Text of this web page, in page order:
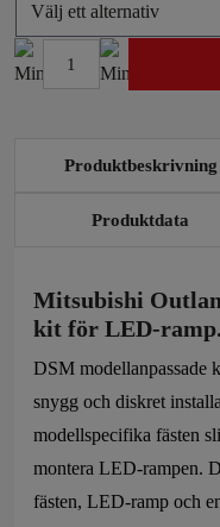
Mitsubishi
ramp
Produktbeskrivning
Produktdata
Mitsubishi
kit för LED-ramp.
DSM modellanpassade
snygg och diskret
modellspecifika fästen
montera LED-rampen.
fästen, LED-ramp och